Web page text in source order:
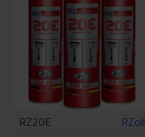
RZoil
RZ20E